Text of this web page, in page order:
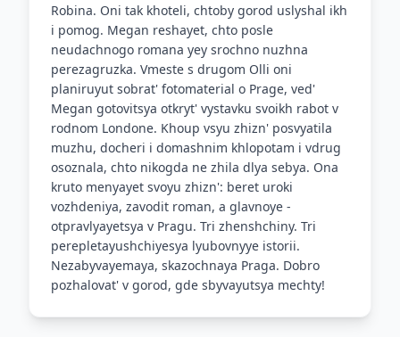
Robina. Oni tak khoteli, chtoby gorod uslyshal ikh
i pomog. Megan reshayet, chto posle
neudachnogo romana yey srochno nuzhna
perezagruzka. Vmeste s drugom Olli oni
planiruyut sobrat' fotomaterial o Prage, ved'
Megan gotovitsya otkryt' vystavku svoikh rabot v
rodnom Londone. Khoup vsyu zhizn' posvyatila
muzhu, docheri i domashnim khlopotam i vdrug
osoznala, chto nikogda ne zhila dlya sebya. Ona
kruto menyayet svoyu zhizn': beret uroki
vozhdeniya, zavodit roman, a glavnoye -
otpravlyayetsya v Pragu. Tri zhenshchiny. Tri
perepletayushchiyesya lyubovnyye istorii.
Nezabyvayemaya, skazochnaya Praga. Dobro
pozhalovat' v gorod, gde sbyvayutsya mechty!